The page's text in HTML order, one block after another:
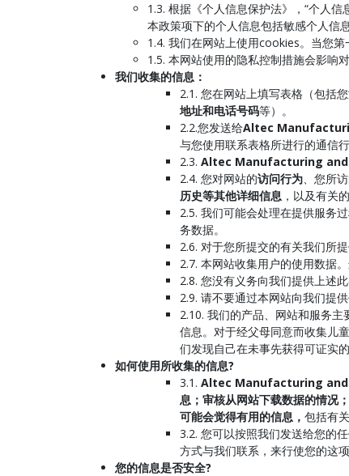
1.3. 根据《个人信息保护法》，“个人
本政策项下的个人信息包括敏感个人信息
1.4. 我们在网站上使用cookies。当您
1.5. 本网站使用的隐私控制措施会影响
我们收集的信息：
2.1. 您在网站上填写表格（包括您
地址和电话号码等）。
2.2.您发送给Altec
与您使用联系表格所进行的通信
2.3. Altec Manufacturing
2.4. 您对网站的访问行为、您所
历史等其他详细信息 ，以及有关的
2.5. 我们可能会处理在提供服务
务数据。
2.6. 对于您所提交的有关我们所
2.7. 本网站收集用户的使用数据
2.8. 您没有义务向我们提供上述
2.9. 请不要通过本网站向我们提
2.10. 我们的产品、网站和服务
信息。对于经父母同意而收集儿
们发现自己在未事先获得可证实
如何使用所收集的信息?
3.1. Altec Manufacturing
息；审核从网站下载数据的情况
可能会觉得有用的信息， 包括有
3.2. 您可以按照我们发送给您的
方式与我们联系，来行使您的这项
您的信息是否安全?